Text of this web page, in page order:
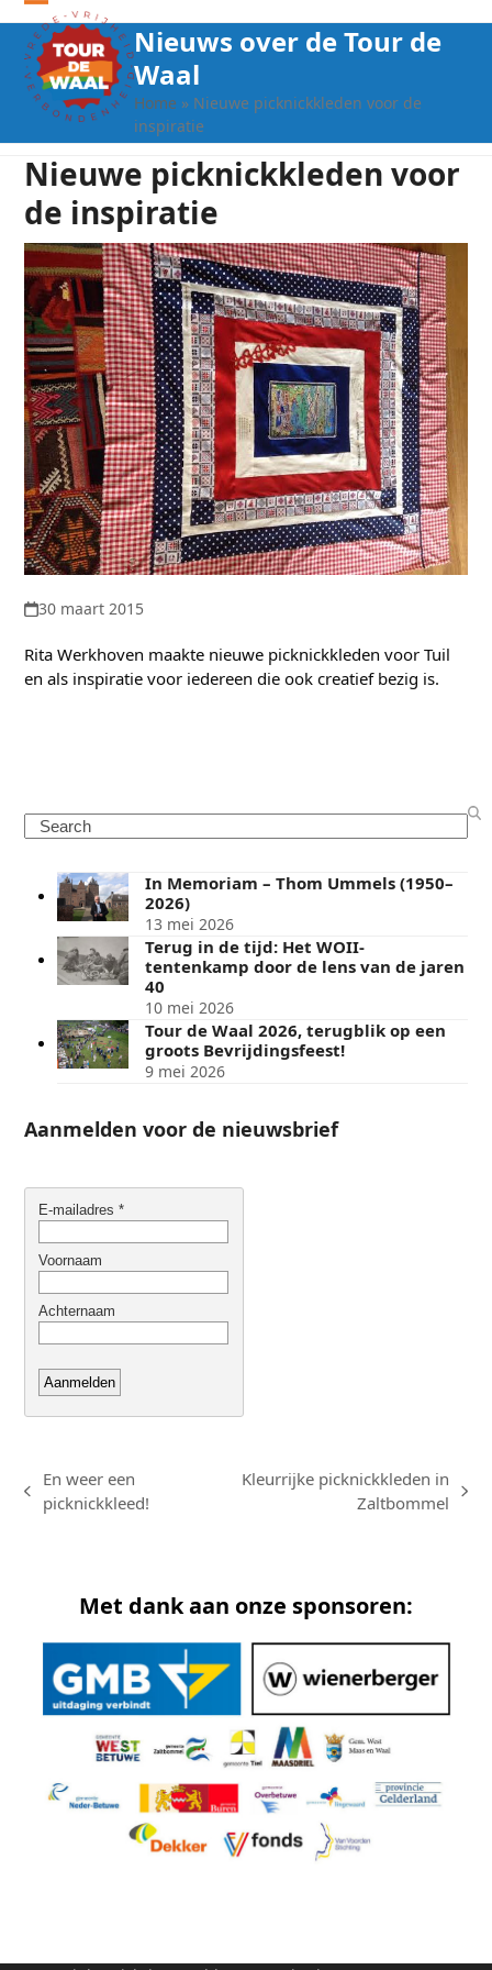
Open
mobile
menu
Close
mobile
menu
Nieuws over de Tour de
Waal
Home » Nieuwe picknickkleden voor de
inspiratie
Nieuwe picknickkleden voor
de inspiratie
30 maart 2015
Rita Werkhoven maakte nieuwe picknickkleden voor Tuil
en als inspiratie voor iedereen die ook creatief bezig is.
Search
In Memoriam – Thom Ummels (1950–
2026)
13 mei 2026
Terug in de tijd: Het WOII-
tentenkamp door de lens van de jaren
40
10 mei 2026
Tour de Waal 2026, terugblik op een
groots Bevrijdingsfeest!
9 mei 2026
Aanmelden voor de nieuwsbrief
previous
En weer een
picknickkleed!
Kleurrijke picknickkleden in
Zaltbommel
Met dank aan onze sponsoren: